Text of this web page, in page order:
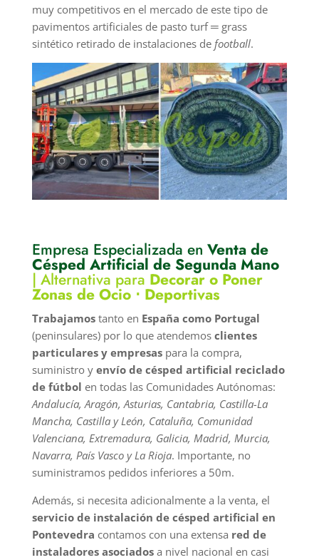
muy competitivos en el mercado de este tipo de
pavimentos artificiales de pasto turf ═ grass
sintético retirado de instalaciones de football.
Empresa Especializada en Venta de
Césped Artificial de Segunda Mano
| Alternativa para Decorar o Poner
Zonas de Ocio ⋅ Deportivas
Trabajamostanto en España como Portugal
(peninsulares) por lo que atendemos clientes
particulares y empresaspara la compra,
suministro y envío de césped artificial reciclado
de fútbol en todas las Comunidades Autónomas:
Andalucía, Aragón, Asturias, Cantabria, Castilla-La
Mancha, Castilla y León, Cataluña, Comunidad
Valenciana, Extremadura, Galicia, Madrid, Murcia,
Navarra, País Vasco y La Rioja. Importante, no
suministramos pedidos inferiores a 50m.
Además, si necesita adicionalmente a la venta, el
servicio de instalación de césped artificial en
Pontevedra contamos con una extensa red de
instaladores asociadosa nivel nacional en casi